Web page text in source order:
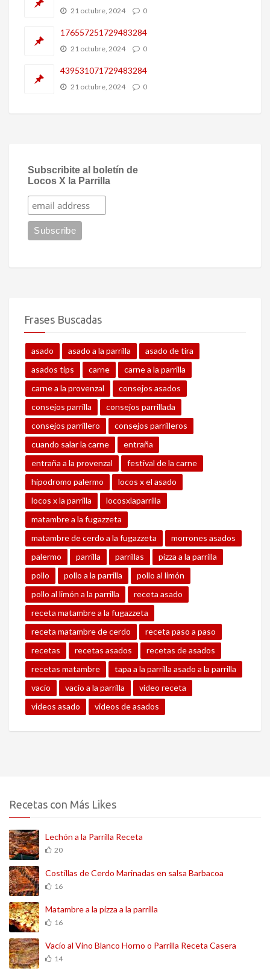
21 octubre, 2024 0
176557251729483284
21 octubre, 2024 0
439531071729483284
21 octubre, 2024 0
Subscribite al boletín de
Locos X la Parrilla
Frases Buscadas
asado asado a la parrilla
asado de tira
asados tips
carne
carne a la parrilla
carne a la provenzal
consejos asados
consejos parrilla
consejos parrillada
consejos parrillero
consejos parrilleros
cuando salar la carne
entraña
entraña a la provenzal
festival de la carne
hipodromo palermo
locos x el asado
locos x la parrilla
locosxlaparrilla
matambre a la fugazzeta
matambre de cerdo a la fugazzeta
morrones asados
palermo
parrilla parrillas
pizza a la parrilla
pollo
pollo a la parrilla
pollo al limón
pollo al limón a la parrilla
receta asado
receta matambre a la fugazzeta
receta matambre de cerdo
receta paso a paso
recetas
recetas asados
recetas de asados
recetas matambre
tapa a la parrilla asado a la parrilla
vacio
vacio a la parrilla
video receta
videos asado
videos de asados
Recetas con Más Likes
Lechón a la Parrilla Receta
20
Costillas de Cerdo Marinadas en salsa Barbacoa
16
Matambre a la pizza a la parrilla
16
Vacío al Vino Blanco Horno o Parrilla Receta Casera
14